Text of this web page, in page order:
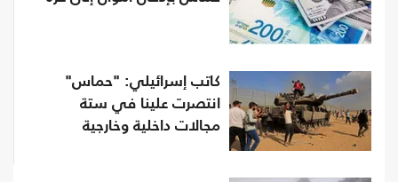
كاتب إسرائيلي: "حماس"
انتصرت علينا في ستة
مجالات داخلية وخارجية